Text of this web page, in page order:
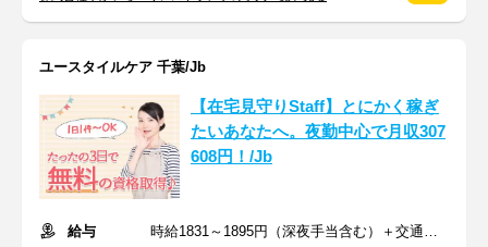
ユースタイルケア 千葉/Jb
【在宅見守りStaff】とにかく稼ぎ
たいあなたへ。夜勤中心で月収307
608円！/Jb
給与
時給1831～1895円（深夜手当含む）＋交通費支給